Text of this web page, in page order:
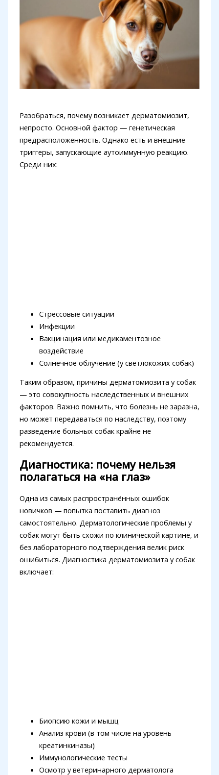
Разобраться, почему возникает дерматомиозит,
непросто. Основной фактор — генетическая
предрасположенность. Однако есть и внешние
триггеры, запускающие аутоиммунную реакцию.
Среди них:
Стрессовые ситуации
Инфекции
Вакцинация или медикаментозное
воздействие
Солнечное облучение (у светлокожих собак)
Таким образом, причины дерматомиозита у собак
— это совокупность наследственных и внешних
факторов. Важно помнить, что болезнь не заразна,
но может передаваться по наследству, поэтому
разведение больных собак крайне не
рекомендуется.
Диагностика: почему нельзя
полагаться на «на глаз»
Одна из самых распространённых ошибок
новичков — попытка поставить диагноз
самостоятельно. Дерматологические проблемы у
собак могут быть схожи по клинической картине, и
без лабораторного подтверждения велик риск
ошибиться. Диагностика дерматомиозита у собак
включает:
Биопсию кожи и мышц
Анализ крови (в том числе на уровень
креатинкиназы)
Иммунологические тесты
Осмотр у ветеринарного дерматолога